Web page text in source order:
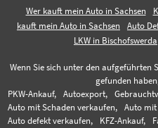
Wer kauft mein Auto in Sachsen
kauft mein Auto in Sachsen
Auto
LKW in Bischofswerda
Wenn Sie sich unter den aufgeführten
gefunden
PKW-Ankauf,
Autoexport,
Auto mit Schaden verkaufen,
Auto mit
Auto defekt verkaufen,
KFZ-Ankauf,